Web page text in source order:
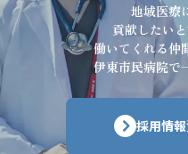
地域医療
貢献したい
働いてくれる仲
伊東市民病院で
採用情